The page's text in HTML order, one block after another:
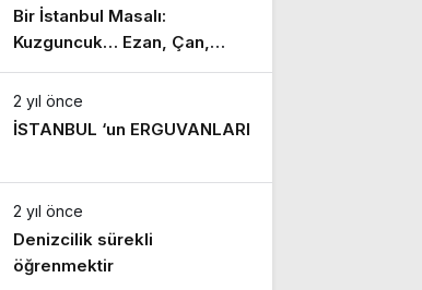
Bir İstanbul Masalı:
Kuzguncuk… Ezan, Çan,
Hazan
2 yıl önce
İSTANBUL ‘un ERGUVANLARI
2 yıl önce
Denizcilik sürekli
öğrenmektir